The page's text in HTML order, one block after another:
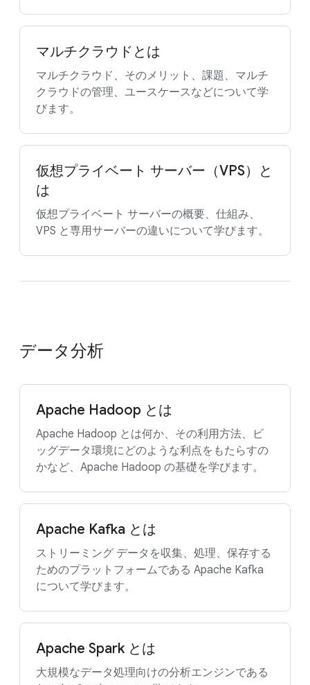
マルチクラウドとは
マルチクラウド、そのメリット、課題、マルチ
クラウドの管理、ユースケースなどについて学
びます。
仮想プライベート サーバー（VPS）と
は
仮想プライベート サーバーの概要、仕組み、
VPS と専用サーバーの違いについて学びます。
データ分析
Apache Hadoop とは
Apache Hadoop とは何か、その利用方法、ビ
ッグデータ環境にどのような利点をもたらすの
かなど、Apache Hadoop の基礎を学びます。
Apache Kafka とは
ストリーミング データを収集、処理、保存する
ためのプラットフォームである Apache Kafka
について学びます。
Apache Spark とは
大規模なデータ処理向けの分析エンジンである